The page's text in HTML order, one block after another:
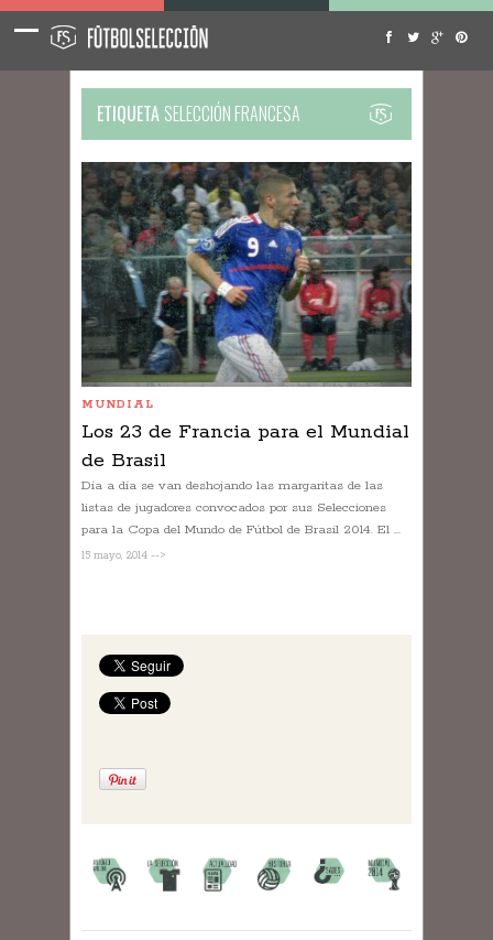
ETIQUETA SELECCIÓN FRANCESA
MUNDIAL
Los 23 de Francia para el Mundial
de Brasil
Día a día se van deshojando las margaritas de las
listas de jugadores convocados por sus Selecciones
para la Copa del Mundo de Fútbol de Brasil 2014. El ...
15 mayo, 2014 -->